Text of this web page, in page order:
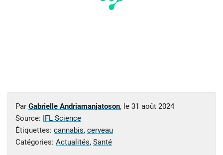
Par Gabrielle Andriamanjatoson, le 31 août 2024
Source: IFL Science
Étiquettes: cannabis, cerveau
Catégories: Actualités, Santé